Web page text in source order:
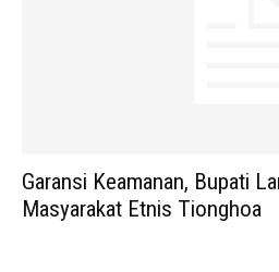
Garansi Keamanan, Bupati
Masyarakat Etnis Tionghoa